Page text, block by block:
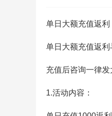
单日大额充值返利
单日大额充值返利
充值后咨询一律
1.活动内容：